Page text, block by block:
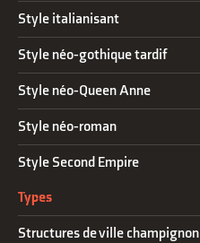
Style italianisant
Style néo-gothique tardif
Style néo-Queen Anne
Style néo-roman
Style Second Empire
Types
Structures de ville champignon